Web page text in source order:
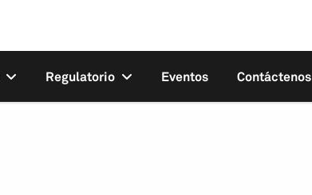
Regulatorio Eventos Contáctenos